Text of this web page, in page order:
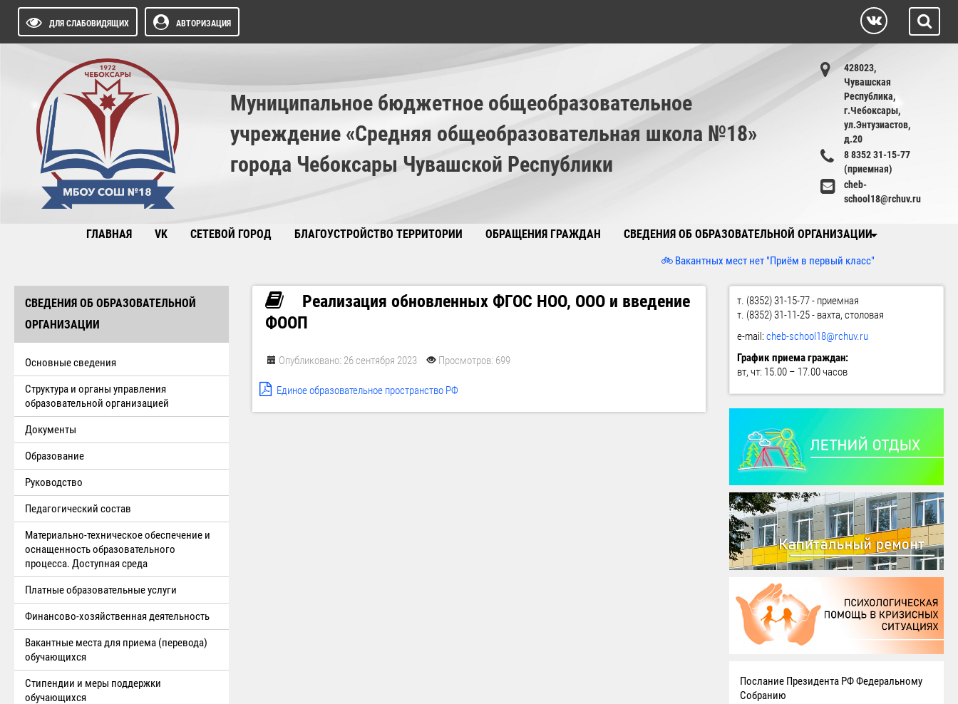
ДЛЯ СЛАБОВИДЯЩИХ АВТОРИЗАЦИЯ
Муниципальное бюджетное общеобразовательное
учреждение «Средняя общеобразовательная школа №18»
города Чебоксары Чувашской Республики
428023,
Чувашская
Республика,
г.Чебоксары,
ул.Энтузиастов,
д.20
8 8352 31-15-77
(приемная)
cheb-
school18@rchuv.ru
ГЛАВНАЯ VK СЕТЕВОЙ ГОРОД БЛАГОУСТРОЙСТВО ТЕРРИТОРИИ ОБРАЩЕНИЯ ГРАЖДАН СВЕДЕНИЯ ОБ ОБРАЗОВАТЕЛЬНОЙ ОРГАНИЗАЦИИ
🚲 Вакантных мест нет "Приём в первый класс"
СВЕДЕНИЯ ОБ ОБРАЗОВАТЕЛЬНОЙ
ОРГАНИЗАЦИИ
Основные сведения
Структура и органы управления
образовательной организацией
Документы
Образование
Руководство
Педагогический состав
Материально-техническое обеспечение и
оснащенность образовательного
процесса. Доступная среда
Платные образовательные услуги
Финансово-хозяйственная деятельность
Вакантные места для приема (перевода)
обучающихся
Стипендии и меры поддержки
обучающихся
Реализация обновленных ФГОС НОО, ООО и введение
ФООП
Опубликовано: 26 сентября 2023 Просмотров: 699
Единое образовательное пространство РФ
т. (8352) 31-15-77 - приемная
т. (8352) 31-11-25 - вахта, столовая
e-mail:cheb-school18@rchuv.ru
График приема граждан:
вт, чт: 15.00 – 17.00 часов
Послание Президента РФ Федеральному
Собранию